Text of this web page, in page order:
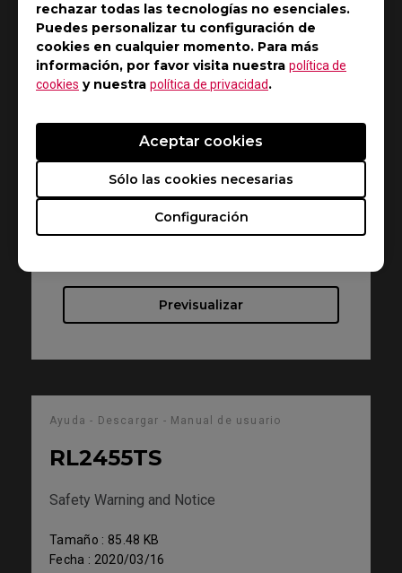
rechazar todas las tecnologías no esenciales.
Puedes personalizar tu configuración de
cookies en cualquier momento. Para más
información, por favor visita nuestra política de
cookies y nuestra política de privacidad.
Configuración
Sólo las cookies necesarias
Aceptar cookies
Ayuda - Descargar - Manual de usuario
Tamaño : 330.91 KB
Fecha : 2019/04/30
Previsualizar
Ayuda - Descargar - Manual de usuario
RL2455TS
Safety Warning and Notice
Tamaño : 85.48 KB
Fecha : 2020/03/16